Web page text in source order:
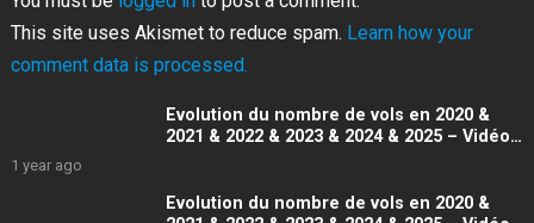
This site uses Akismet to reduce spam. Learn how your
comment data is processed.
Evolution du nombre de vols en 2020 &
2021 & 2022 & 2023 & 2024 & 2025 – Vidéo
1 year ago
Evolution du nombre de vols en 2020 &